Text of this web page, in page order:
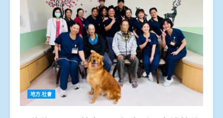
地方.社會